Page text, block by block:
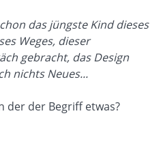
das jüngste Kind dieses
Weges, dieser
gebracht, das Design
nichts Neues...
der der Begriff etwas?